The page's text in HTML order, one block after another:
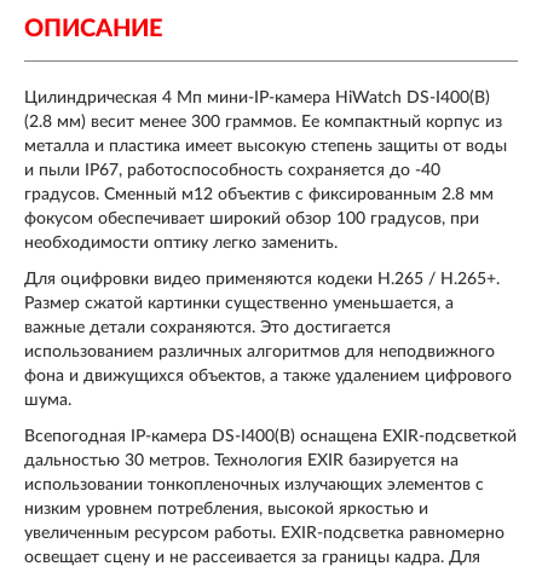
ОПИСАНИЕ
Цилиндрическая 4 Мп мини-IP-камера HiWatch DS-I400(B)
(2.8 мм) весит менее 300 граммов. Ее компактный корпус из
металла и пластика имеет высокую степень защиты от воды
и пыли IP67, работоспособность сохраняется до -40
градусов. Сменный м12 объектив с фиксированным 2.8 мм
фокусом обеспечивает широкий обзор 100 градусов, при
необходимости оптику легко заменить.
Для оцифровки видео применяются кодеки H.265 / H.265+.
Размер сжатой картинки существенно уменьшается, а
важные детали сохраняются. Это достигается
использованием различных алгоритмов для неподвижного
фона и движущихся объектов, а также удалением цифрового
шума.
Всепогодная IP-камера DS-I400(B) оснащена EXIR-подсветкой
дальностью 30 метров. Технология EXIR базируется на
использовании тонкопленочных излучающих элементов с
низким уровнем потребления, высокой яркостью и
увеличенным ресурсом работы. EXIR-подсветка равномерно
освещает сцену и не рассеивается за границы кадра. Для